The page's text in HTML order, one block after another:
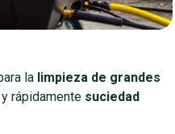
la limpieza de grandes
rápidamente suciedad